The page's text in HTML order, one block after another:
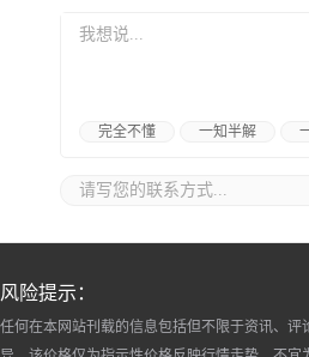
完全不懂 一知半解
风险提示：
任何在本网站刊载的信息包括但不限于资讯、